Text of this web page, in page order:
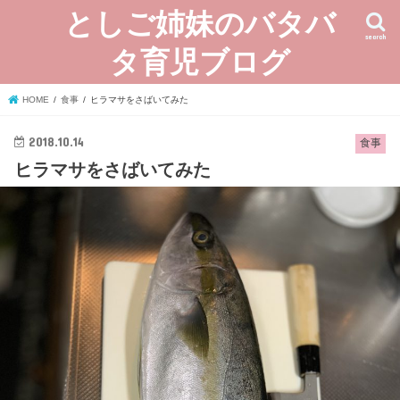
としご姉妹のバタバ
タ育児ブログ
search
HOME 食事 ヒラマサをさばいてみた
食事
2018.10.14
ヒラマサをさばいてみた